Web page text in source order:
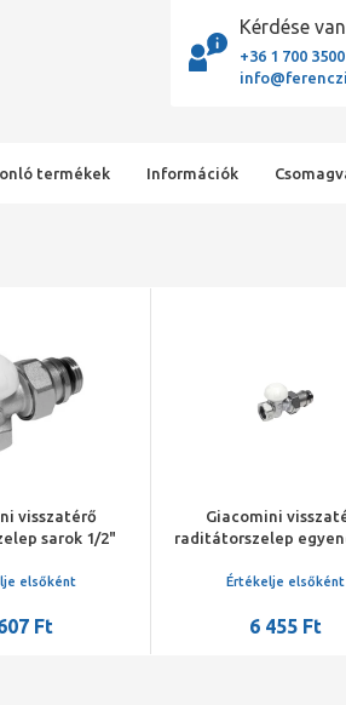
Kérdése
+36 1 700 3500
termékek Információk
visszatérő
sarok 1/2"
elsőként
Ft
Giacomini
raditátorszelep
Értékelje elsőként
6 455 Ft